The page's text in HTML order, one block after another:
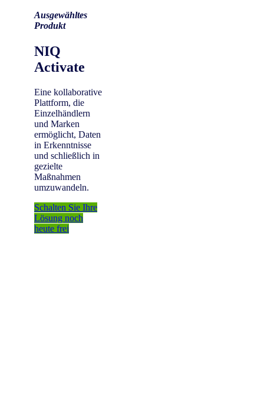
Ausgewähltes
Produkt
NIQ
Activate
Eine kollaborative
Plattform, die
Einzelhändlern
und Marken
ermöglicht, Daten
in Erkenntnisse
und schließlich in
gezielte
Maßnahmen
umzuwandeln.
Schalten Sie Ihre
Lösung noch
heute frei